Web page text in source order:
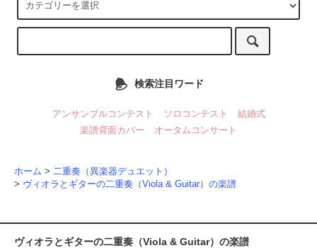
検索注目ワード
アンサンブルコンテスト ソロコンテスト
結婚式
楽譜背面カバー
オータムコンサート
ホーム > 二重奏（異楽器デュエット）
> ヴィオラとギターの二重奏（Viola & Guitar）の楽譜
ヴィオラとギターの二重奏（Viola & Guitar）の楽譜